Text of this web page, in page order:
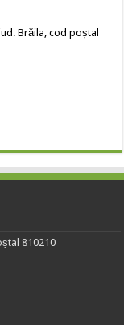
Brăila, cod poștal
810210